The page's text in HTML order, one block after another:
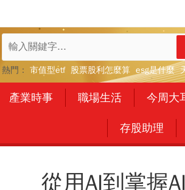
熱門： 市值型etf 股票股利怎麼算 esg是什麼
產業時事 職場生活 今周大
存股助理
從用AI到掌握